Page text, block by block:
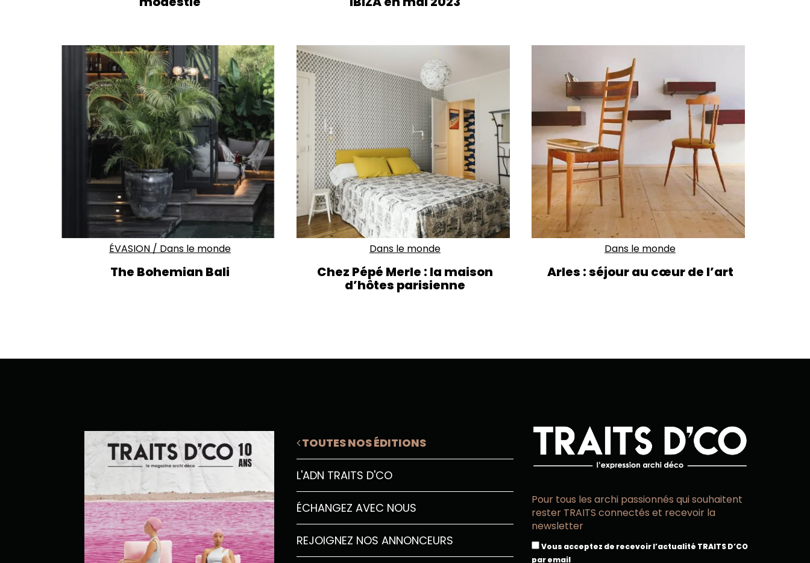
ÉVASION / Dans le monde
The Bohemian Bali
Dans le monde
Chez Pépé Merle : la maison
d’hôtes parisienne
Dans le monde
Arles : séjour au cœur de l’art
TOUTES NOS ÉDITIONS
L'ADN TRAITS D'CO
ÉCHANGEZ AVEC NOUS
REJOIGNEZ NOS ANNONCEURS
Pour tous les archi passionnés qui souhaitent
rester TRAITS connectés et recevoir la
newsletter
Vous acceptez de recevoir l’actualité TRAITS D’CO
par email